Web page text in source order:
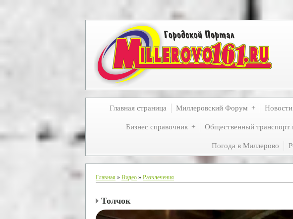
Главная страница Миллеровский Форум Новости
Бизнес справочник Общественный транспорт
Погода в Миллерово
Главная » Видео » Развлечения
Толчок